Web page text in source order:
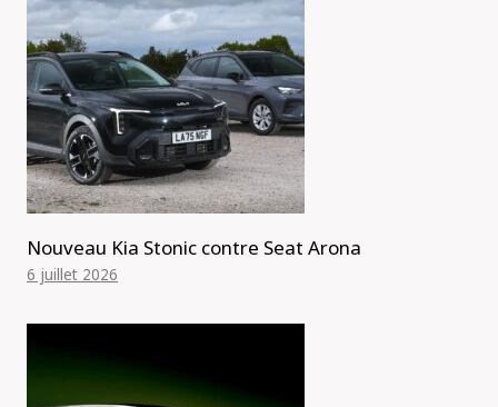
Nouveau Kia Stonic contre Seat Arona
6 juillet 2026